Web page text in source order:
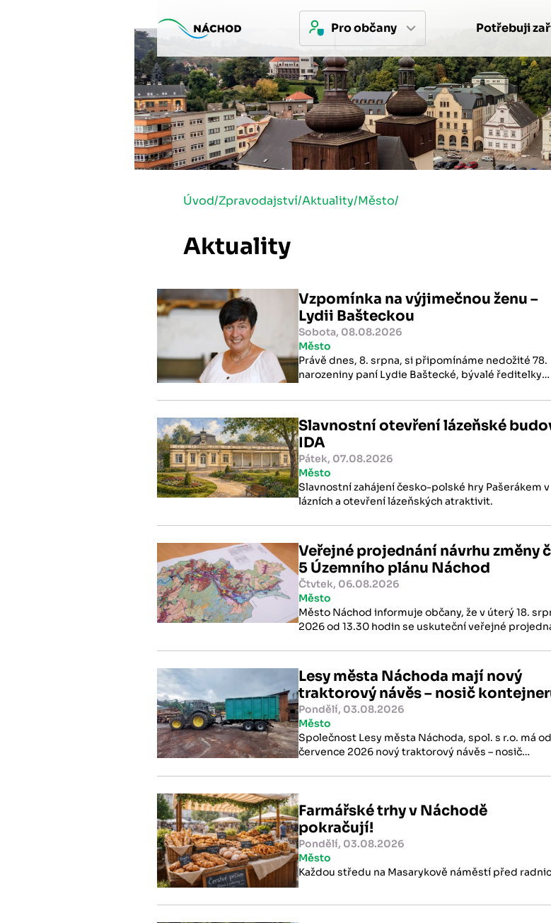
Pro občany Potřebuji
Úvod/Zpravodajství/Aktuality/Město/
Aktuality
Vzpomínka na výjimečnou ženu –
Lydii Bašteckou
Sobota, 08.08.2026
Město
Právě dnes, 8. srpna, si připomínáme nedožité 78.
narozeniny paní Lydie Baštecké, bývalé ředitelky
české archivářky a regionální historičky.
Slavnostní otevření lázeňské
IDA
Pátek, 07.08.2026
Město
Slavnostní zahájení česko-polské hry Pašerákem v
lázních a otevření lázeňských atraktivit.
Veřejné projednání návrhu změny
5 Územního plánu Náchod
Čtvtek, 06.08.2026
Město
Město Náchod informuje občany, že v úterý 18.
2026 od 13.30 hodin se uskuteční veřejné
Lesy města Náchoda mají nový
traktorový návěs – nosič
Pondělí, 03.08.2026
Město
Společnost Lesy města Náchoda, spol. s r.o. má od
července 2026 nový traktorový návěs – nosič
Farmářské trhy v Náchodě
pokračují!
Pondělí, 03.08.2026
Město
Každou středu na Masarykově náměstí před